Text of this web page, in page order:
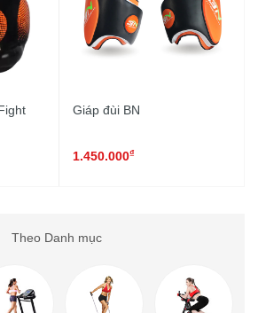
Giáp đùi BN
1.450.000₫
Theo Danh mục